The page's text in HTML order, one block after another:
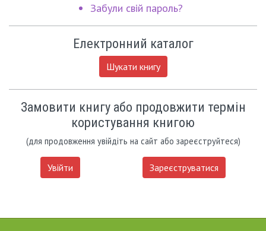
Забули свій пароль?
Електронний каталог
Шукати книгу
Замовити книгу або продовжити термін
користування книгою
(для продовження увійдіть на сайт або зареєструйтеся)
Увійти Зареєструватися